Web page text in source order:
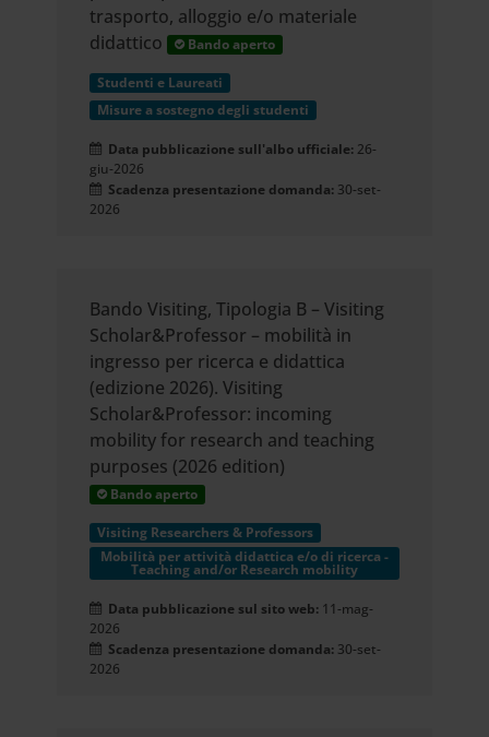
trasporto, alloggio e/o materiale
didattico
Bando aperto
Studenti e Laureati
Misure a sostegno degli studenti
Data pubblicazione sull'albo ufficiale: 26-
giu-2026
Scadenza presentazione domanda: 30-set-
2026
Bando Visiting, Tipologia B – Visiting
Scholar&Professor – mobilità in
ingresso per ricerca e didattica
(edizione 2026). Visiting
Scholar&Professor: incoming
mobility for research and teaching
purposes (2026 edition)
Bando aperto
Visiting Researchers & Professors
Mobilità per attività didattica e/o di ricerca -
Teaching and/or Research mobility
Data pubblicazione sul sito web: 11-mag-
2026
Scadenza presentazione domanda: 30-set-
2026